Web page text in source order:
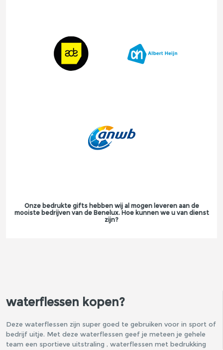
Onze bedrukte gifts hebben wij al mogen leveren aan de
mooiste bedrijven van de Benelux. Hoe kunnen we u van dienst
zijn?
waterflessen kopen?
Deze waterflessen zijn super goed te gebruiken voor in sport of
bedrijf uitje. Met deze waterflessen geef je meteen je gehele
team een sportieve uitstraling , waterflessen met bedrukking